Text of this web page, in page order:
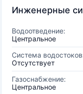
Инженерные
Водоотведение:
Центральное
Система
Отсутствует
Газоснабжение:
Центральное